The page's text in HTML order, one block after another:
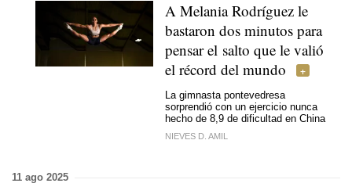
A Melania Rodríguez le
bastaron dos minutos para
pensar el salto que le valió
el récord del mundo
La gimnasta pontevedresa
sorprendió con un ejercicio nunca
hecho de 8,9 de dificultad en China
NIEVES D. AMIL
11 ago 2025